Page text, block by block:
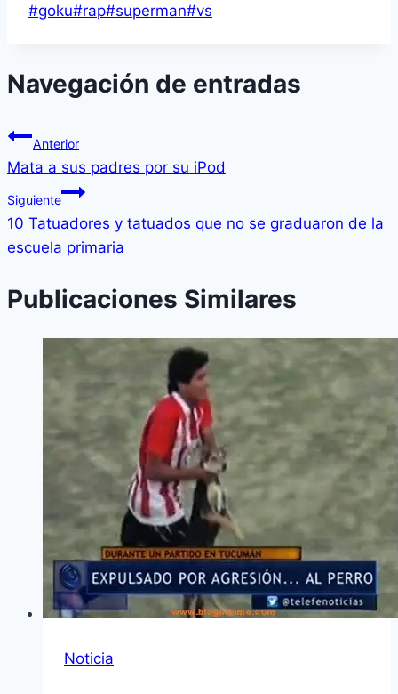
#goku#rap#superman#vs
Navegación de entradas
Anterior
Mata a sus padres por su iPod
Siguiente
10 Tatuadores y tatuados que no se graduaron de la
escuela primaria
Publicaciones Similares
Noticia